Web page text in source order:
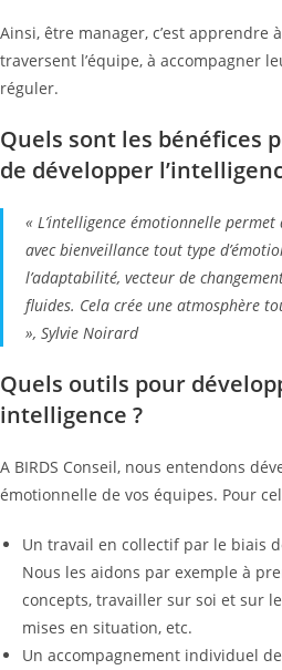
Ainsi, être manager, c’est apprendre
traversent l’équipe, à accompagner
réguler.
Quels sont les bénéfices
de développer
« L’intelligence émotionnelle
avec bienveillance tout type
l’adaptabilité, vecteur de
fluides. Cela crée une atmosphère
», Sylvie Noirard
Quels outils pour
intelligence ?
A BIRDS Conseil, nous entendons
émotionnelle de vos équipes. Pour
Un travail en collectif par le biais
Nous les aidons par exemple à
concepts, travailler sur soi et sur
mises en situation, etc.
Un accompagnement individuel